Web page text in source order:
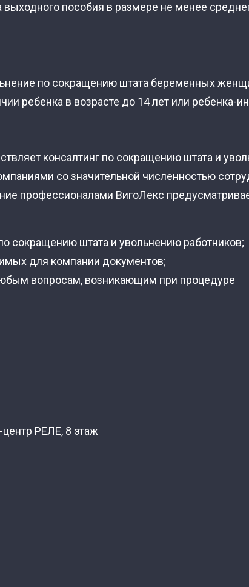
выходного пособия в размере не менее
по сокращению штата беременных
ребенка в возрасте до 14 лет или ребенка-
консалтинг по сокращению штата и
со значительной численностью
профессионалами ВигоЛекс
сокращению штата и увольнению работников;
для компании документов;
вопросам, возникающим при процедуре
центр РЕЛЕ, 8 этаж